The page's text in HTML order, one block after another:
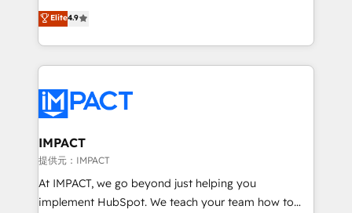
team of 100+ experts is ready for you! Driving digital
growth | www.brightdigital.com
Simple pay-as-you-go plans that accelerate value...
1️⃣ Set Up | Onboarding New or Check-fixing existing
HubSpot portals 2️⃣ Scale Up | 100% HubSpot Task
Execution... Global 24/7 ... All Experts 3️⃣ Integrate |
Slash months from your API Integration project... ⬅️
Click "Contact Business" ⬅️ to access 150+ Kickstart
Integration templates that put HubSpot in the center
of your tech stack, syncing... 🛍️ Shopify or
WooCommerce 💲 Stripe or Paypal 💰 Sage or
Netsuite 🤖 Google or Microsoft ✍️ DocuSign or
Elite4.9
IMPACT
提供元：IMPACT
At IMPACT, we go beyond just helping you
implement HubSpot. We teach your team how to